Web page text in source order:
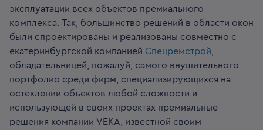
эксплуатации всех объектов премиального
комплекса. Так, большинство решений в области окон
были спроектированы и реализованы совместно с
екатеринбургской компанией Спецремстрой
обладательницей, пожалуй, самого внушительного
портфолио среди фирм, специализирующихся на
остеклении объектов любой сложности и
использующей в своих проектах премиальные
решения компании VEKA, известной своим